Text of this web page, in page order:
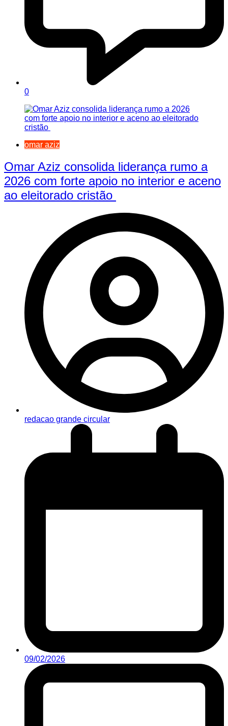
0
omar aziz
Omar Aziz consolida liderança rumo a
2026 com forte apoio no interior e aceno
ao eleitorado cristão
redacao grande circular
09/02/2026